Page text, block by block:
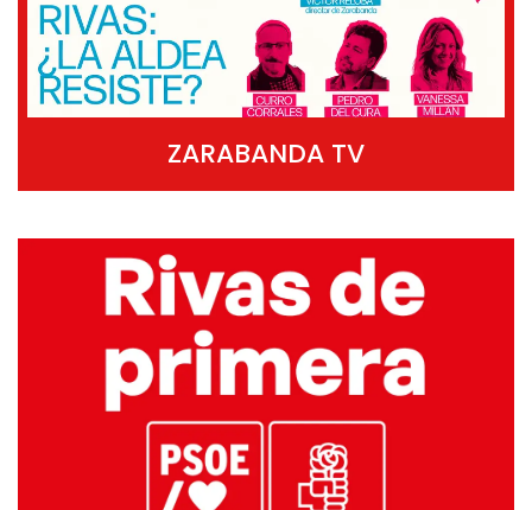
ZARABANDA TV